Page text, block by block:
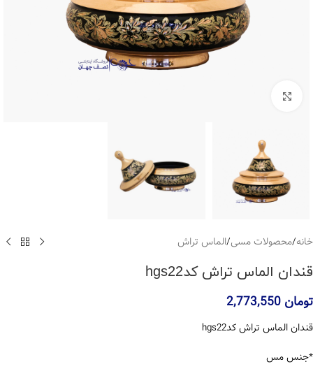
خانه/محصولات مسی/الماس تراش
قندان الماس تراش کدhgs22
تومان
قندان الماس تراش کدhgs22
*جنس مس